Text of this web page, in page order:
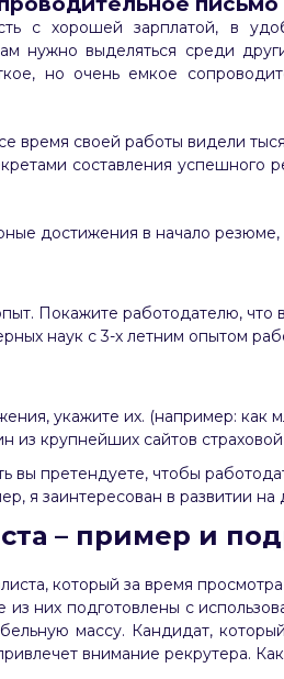
с хорошей зарплатой, в
нужно выделяться среди
но очень емкое
время своей работы видели
составления
достижения в начало
Покажите работодателю, что
наук с 3-х летним опытом
укажите их. (например: как
из крупнейших сайтов
претендуете, чтобы
я заинтересован в развитии на
– пример и
который за время
них подготовлены с
массу. Кандидат,
внимание рекрутера.